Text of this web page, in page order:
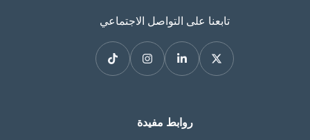
تابعنا على التواصل الاجتماعي
روابط مفيدة